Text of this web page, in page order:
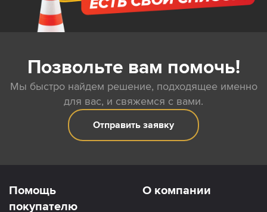
Позвольте вам помочь!
Мы быстро найдем решение, подходящее именно
для вас, и свяжемся с вами.
Отправить заявку
Помощь
покупателю
О компании